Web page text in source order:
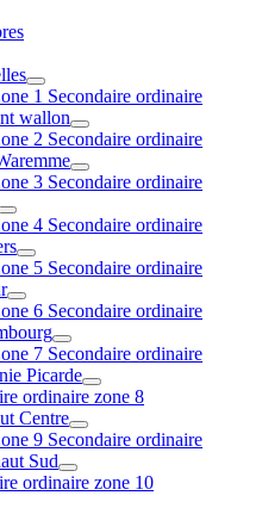
1 Secondaire ordinaire
wallon
2 Secondaire ordinaire
3 Secondaire ordinaire
4 Secondaire ordinaire
5 Secondaire ordinaire
6 Secondaire ordinaire
7 Secondaire ordinaire
Picarde
ordinaire zone 8
Centre
9 Secondaire ordinaire
Sud
ordinaire zone 10